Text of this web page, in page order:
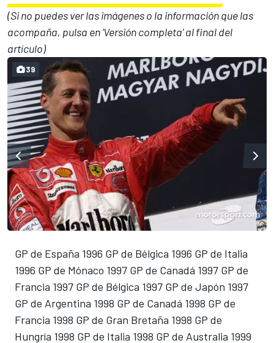
(Si no puedes ver las imágenes o la información que las
acompaña, pulsa en 'Versión completa' al final del
artículo)
GP de España 1996 GP de Bélgica 1996 GP de Italia
1996 GP de Mónaco 1997 GP de Canadá 1997 GP de
Francia 1997 GP de Bélgica 1997 GP de Japón 1997
GP de Argentina 1998 GP de Canadá 1998 GP de
Francia 1998 GP de Gran Bretaña 1998 GP de
Hungría 1998 GP de Italia 1998 GP de Australia 1999
39